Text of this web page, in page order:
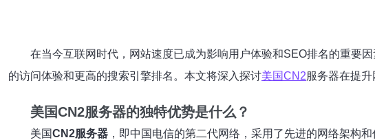
在当今互联网时代，网站速度已成为影响用户体验和SEO排名的重要
的访问体验和更高的搜索引擎排名。本文将深入探讨美国CN2服务器在提升
美国CN2服务器的独特优势是什么？
美国CN2服务器 ，即中国电信的第二代网络，采用了先进的网络架构